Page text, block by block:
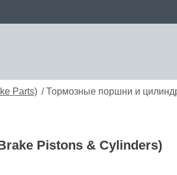
Parts) /Тормозные поршни и
Pistons & Cylinders)